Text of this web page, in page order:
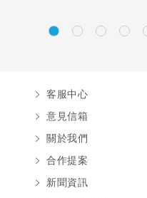
客服中心
意見信箱
關於我們
合作提案
新聞資訊